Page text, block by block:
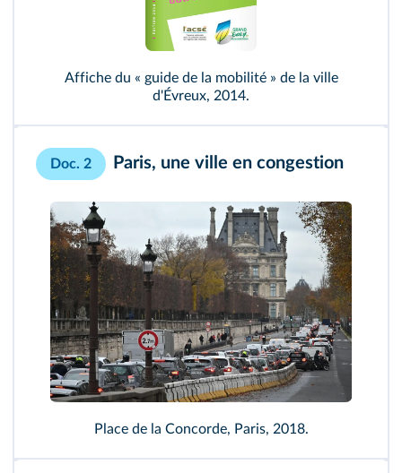
Affiche du « guide de la mobilité » de la ville
d'Évreux, 2014.
Doc. 2 Paris, une ville en congestion
Place de la Concorde, Paris, 2018.